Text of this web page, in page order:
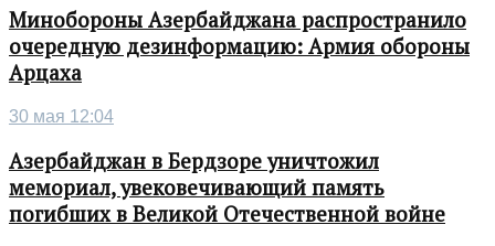
Минобороны Азербайджана распространило
очередную дезинформацию: Армия обороны
Арцаха
30 мая 12:04
Азербайджан в Бердзоре уничтожил
мемориал, увековечивающий память
погибших в Великой Отечественной войне